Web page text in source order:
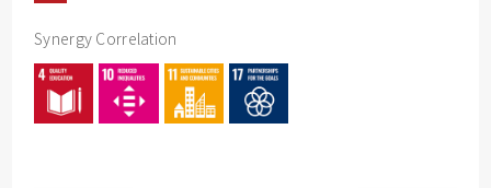
SDG15
SDG16
Synergy Correlation